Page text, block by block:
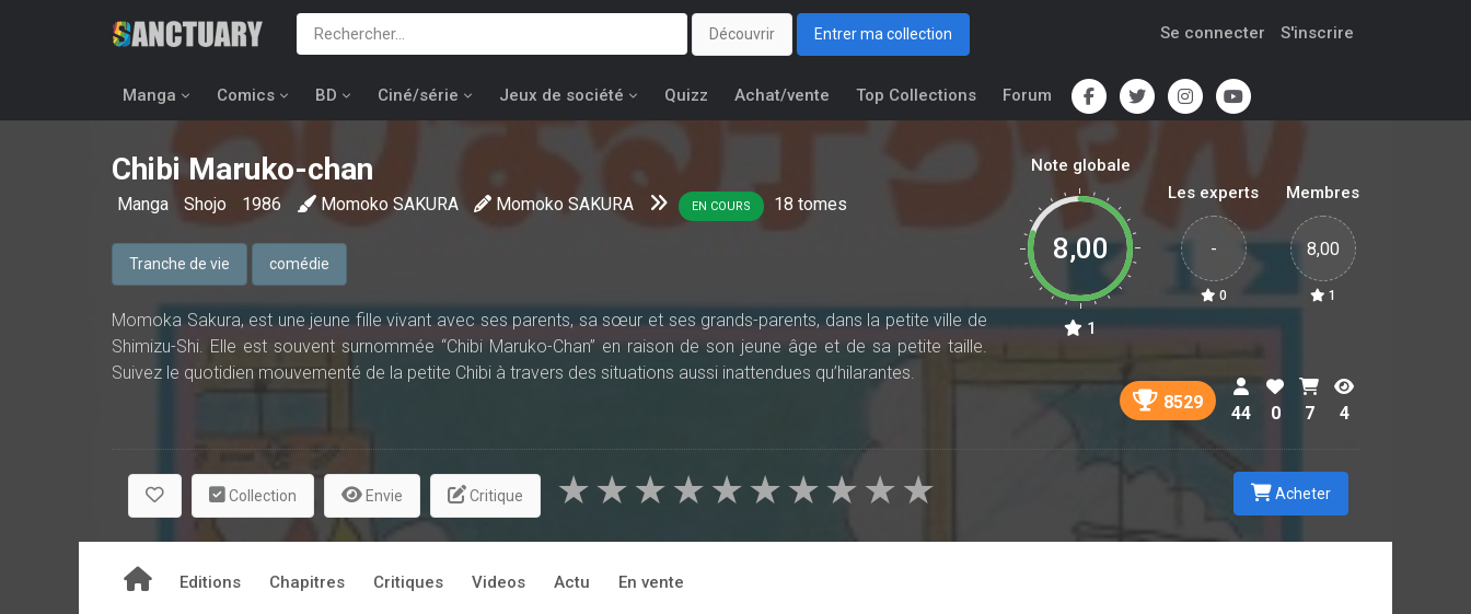
Découvrir Entrer ma collection Se connecter S'inscrire
Manga Comics BD Ciné/série Jeux de société Quizz Achat/vente Top Collections Forum
Chibi Maruko-chan
Manga Shojo 1986 Momoko SAKURA Momoko SAKURA EN COURS 18 tomes
Tranche de vie comédie
Momoka Sakura, est une jeune fille vivant avec ses parents, sa sœur et ses grands-parents, dans la petite ville de
Shimizu-Shi. Elle est souvent surnommée “Chibi Maruko-Chan” en raison de son jeune âge et de sa petite taille.
Suivez le quotidien mouvementé de la petite Chibi à travers des situations aussi inattendues qu’hilarantes.
Note globale
8,00
1
Les experts
-
0
Membres
8,00
1
8529
44 0 7 4
Collection Envie Critique ★
★
★
★
★
★
★
★
★
★ Acheter
Editions Chapitres Critiques Videos Actu En vente